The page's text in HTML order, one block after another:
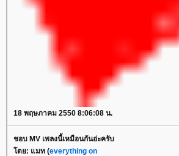
18 พฤษภาคม 2550 8:06:08 น.
ชอบ MV เพลงนี้เหมือนกันอ่ะครับ
ดย: แมท (everything on